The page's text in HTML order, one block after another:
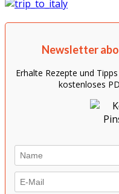
Newsletter
Erhalte Rezepte und
kostenloses